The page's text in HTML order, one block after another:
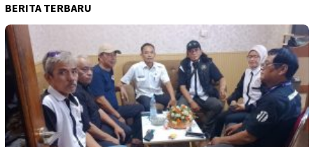
BERITA TERBARU